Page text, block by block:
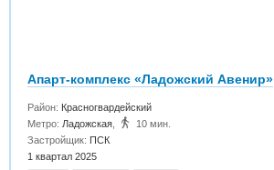
Апарт-комплекс «Ладожский Авенир»
Район: Красногвардейский
Метро: Ладожская
10 мин.
Застройщик: ПСК
1 квартал 2025